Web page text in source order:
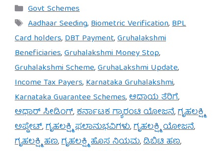
Categories
Govt Schemes
Tags
Aadhaar Seeding,Biometric Verification,BPL
Card holders,DBT Payment,Gruhalakshmi
Beneficiaries,Gruhalakshmi Money Stop,
Gruhalakshmi Scheme,GruhaLakshmi Update,
Income Tax Payers,Karnataka Gruhalakshmi,
Karnataka Guarantee Schemes,ಆದಾಯ ತೆರಿಗೆ,
ಆಧಾರ್ ಸೀಡಿಂಗ್,ಕರ್ನಾಟಕ ಗ್ಯಾರಂಟಿ ಯೋಜನೆ,ಗೃಹಲಕ್ಷ್ಮಿ
ಅಪ್ಡೇಟ್,ಗೃಹಲಕ್ಷ್ಮಿ ಫಲಾನುಭವಿಗಳು,ಗೃಹಲಕ್ಷ್ಮಿ ಯೋಜನೆ,
ಗೃಹಲಕ್ಷ್ಮಿ ಹಣ,ಗೃಹಲಕ್ಷ್ಮಿ ಹೊಸ ನಿಯಮ,ಡಿಬಿಟಿ ಹಣ,